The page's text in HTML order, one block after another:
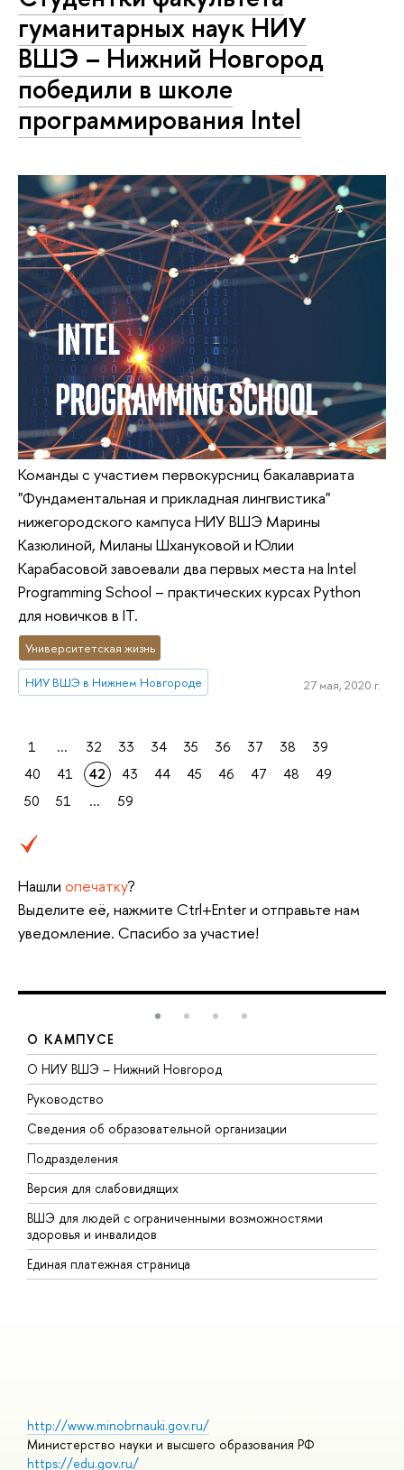
гуманитарных наук НИУ
ВШЭ – Нижний Новгород
победили в школе
программирования Intel
Команды с участием первокурсниц бакалавриата
"Фундаментальная и прикладная лингвистика"
нижегородского кампуса НИУ ВШЭ Марины
Казюлиной, Миланы Шхануковой и Юлии
Карабасовой завоевали два первых места на Intel
Programming School – практических курсах Python
для новичков в IT.
Университетская жизнь
НИУ ВШЭ в Нижнем Новгороде 27 мая, 2020 г.
1 ... 32 33 34 35 36 37 38
39
40
41 42 43 44 45 46 47 48
49
50
51 ... 59
Нашли опечатку?
Выделите её, нажмите Ctrl+Enter и отправьте нам
уведомление. Спасибо за участие!
О КАМПУСЕ
О НИУ ВШЭ – Нижний Новгород
Руководство
Сведения об образовательной организации
Подразделения
Версия для слабовидящих
ВШЭ для людей с ограниченными возможностями
здоровья и инвалидов
Единая платежная страница
http://www.minobrnauki.gov.ru/
Министерство науки и высшего образования РФ
https://edu.gov.ru/